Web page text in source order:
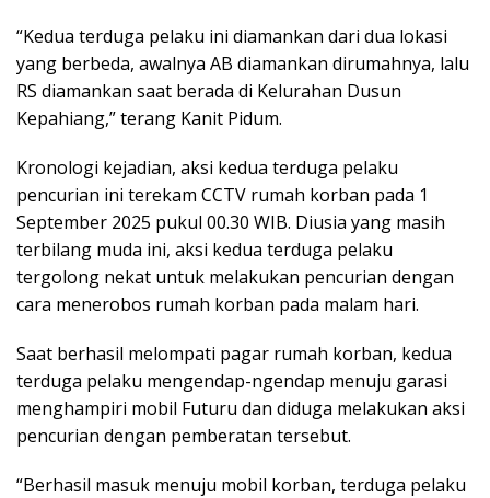
“Kedua terduga pelaku ini diamankan dari dua lokasi
yang berbeda, awalnya AB diamankan dirumahnya, lalu
RS diamankan saat berada di Kelurahan Dusun
Kepahiang,” terang Kanit Pidum.
Kronologi kejadian, aksi kedua terduga pelaku
pencurian ini terekam CCTV rumah korban pada 1
September 2025 pukul 00.30 WIB. Diusia yang masih
terbilang muda ini, aksi kedua terduga pelaku
tergolong nekat untuk melakukan pencurian dengan
cara menerobos rumah korban pada malam hari.
Saat berhasil melompati pagar rumah korban, kedua
terduga pelaku mengendap-ngendap menuju garasi
menghampiri mobil Futuru dan diduga melakukan aksi
pencurian dengan pemberatan tersebut.
“Berhasil masuk menuju mobil korban, terduga pelaku